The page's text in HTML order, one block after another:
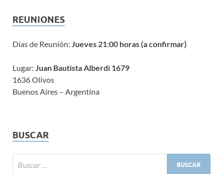
REUNIONES
Días de Reunión: Jueves 21:00 horas (a confirmar)
Lugar: Juan Bautista Alberdi 1679
1636 Olivos
Buenos Aires – Argentina
BUSCAR